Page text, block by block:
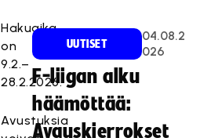
Hakuaika
on
9.2.–
28.2.2026.
Avustuksia
UUTISET
04.08.2
026
F-liigan alku
häämöttää:
Avauskierrokset